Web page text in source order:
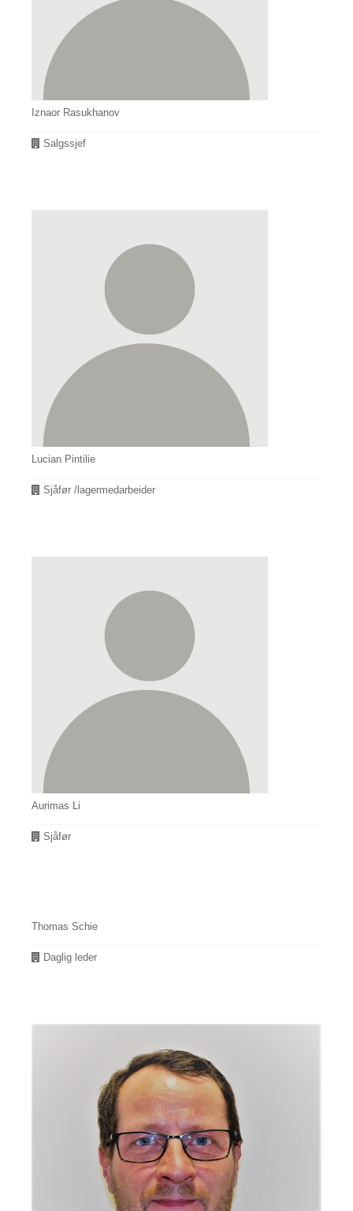
Iznaor Rasukhanov
Avdeling
Salgssjef
Lucian Pintilie
Avdeling
Sjåfør /lagermedarbeider
Aurimas Li
Avdeling
Sjåfør
Thomas Schie
Avdeling
Daglig leder